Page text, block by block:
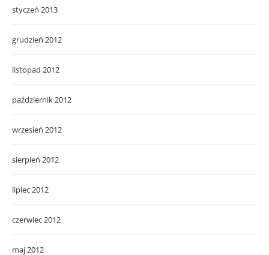
styczeń 2013
grudzień 2012
listopad 2012
październik 2012
wrzesień 2012
sierpień 2012
lipiec 2012
czerwiec 2012
maj 2012